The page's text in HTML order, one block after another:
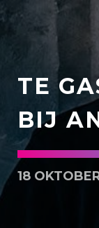
TE
BIJ
18